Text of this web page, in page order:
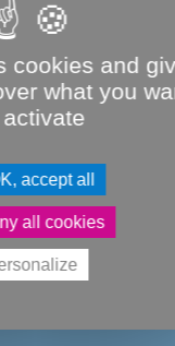
cookies and
what you
accept all
all cookies